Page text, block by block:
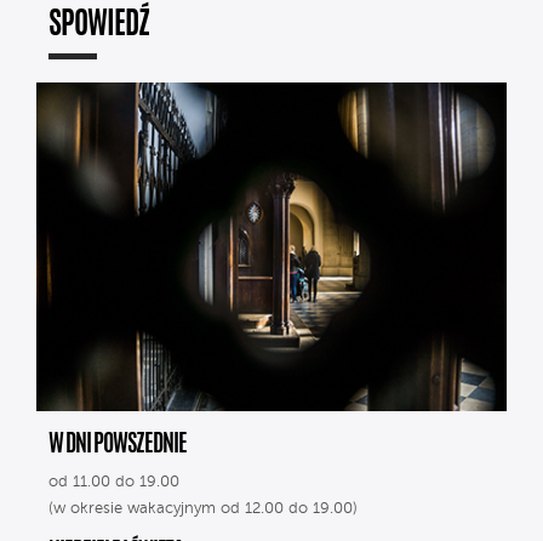
SPOWIEDŹ
W DNI POWSZEDNIE
od 11.00 do 19.00
(w okresie wakacyjnym od 12.00 do 19.00)